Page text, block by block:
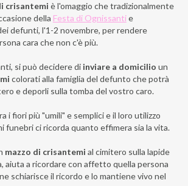
crisantemi è l'omaggio che tradizionalmente
della Festa di Ognissantie
defunti, l'1-2 novembre, per rendere
cara che non c'è più.
si può decidere di inviare a domicilio un
colorati alla famiglia del defunto che potrà
e deporli sulla tomba del vostro caro.
i fiori più "umili" e semplici e il loro utilizzo
funebri ci ricorda quanto effimera sia la vita.
mazzo di crisantemi al cimitero sulla lapide
aiuta a ricordare con affetto quella persona
schiarisce il ricordo e lo mantiene vivo nel